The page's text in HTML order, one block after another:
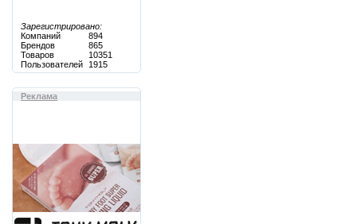
Зарегистрировано:
Компаний
894
Брендов
865
Товаров
10351
Пользователей
1915
Реклама